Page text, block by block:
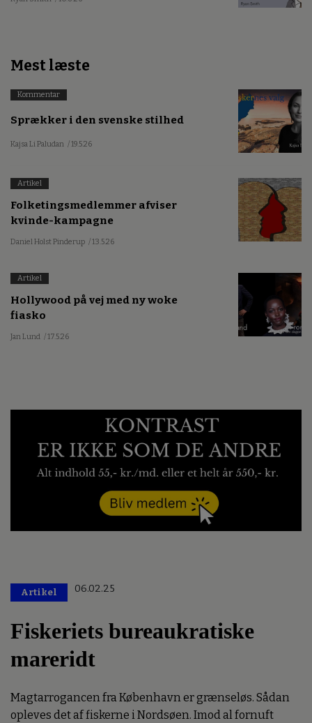
Mest læste
Kommentar
Sprækker i den svenske stilhed
Kajsa Li Paludan / 19.5.26
Artikel
Folketingsmedlemmer afviser
kvinde-kampagne
Daniel Holst Pinderup / 13.5.26
Artikel
Hollywood på vej med ny woke
fiasko
Jan Lund / 17.5.26
Artikel 06.02.25
Fiskeriets bureaukratiske
mareridt
Magtarrogancen fra København er grænseløs. Sådan
opleves det af fiskerne i Nordsøen. Imod al fornuft